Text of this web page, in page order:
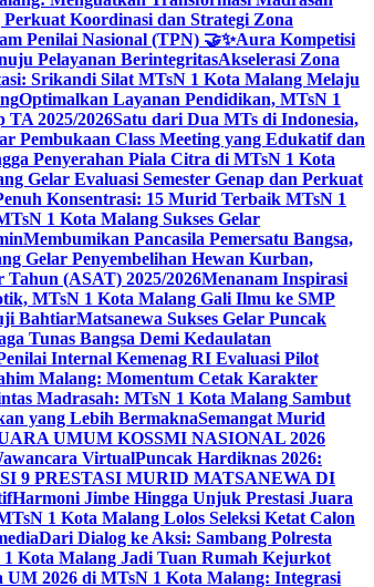
Koordinasi dan Strategi Zona
Penilai Nasional (TPN) 🤝✨Aura Kompetisi
Pelayanan BerintegritasAkselerasi Zona
Srikandi Silat MTsN 1 Kota Malang Melaju
Optimalkan Layanan Pendidikan, MTsN 1
TA 2025/2026Satu dari Dua MTs di Indonesia,
Pembukaan Class Meeting yang Edukatif dan
Penyerahan Piala Citra di MTsN 1 Kota
Gelar Evaluasi Semester Genap dan Perkuat
Konsentrasi: 15 Murid Terbaik MTsN 1
1 Kota Malang Sukses Gelar
Membumikan Pancasila Pemersatu Bangsa,
Gelar Penyembelihan Hewan Kurban,
(ASAT) 2025/2026Menanam Inspirasi
MTsN 1 Kota Malang Gali Ilmu ke SMP
BahtiarMatsanewa Sukses Gelar Puncak
Tunas Bangsa Demi Kedaulatan
Internal Kemenag RI Evaluasi Pilot
Malang: Momentum Cetak Karakter
Madrasah: MTsN 1 Kota Malang Sambut
yang Lebih BermaknaSemangat Murid
UMUM KOSSMI NASIONAL 2026
VirtualPuncak Hardiknas 2026:
9 PRESTASI MURID MATSANEWA DI
Harmoni Jimbe Hingga Unjuk Prestasi Juara
1 Kota Malang Lolos Seleksi Ketat Calon
Dari Dialog ke Aksi: Sambang Polresta
1 Kota Malang Jadi Tuan Rumah Kejurkot
UM 2026 di MTsN 1 Kota Malang: Integrasi